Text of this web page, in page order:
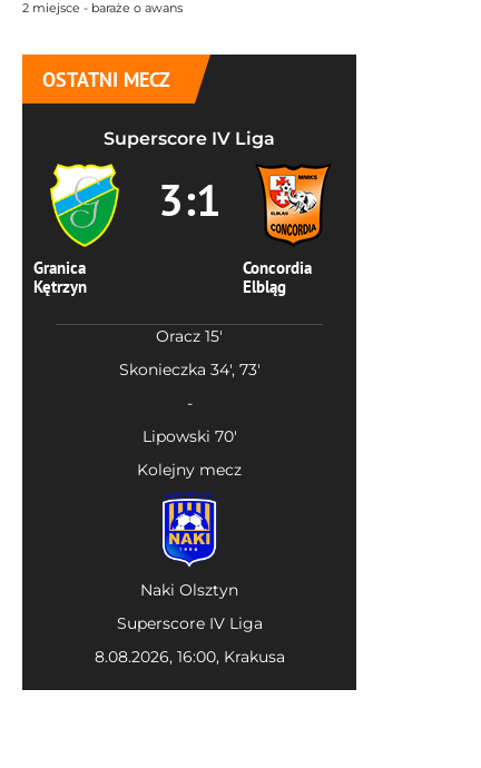
2 miejsce - baraże o awans
OSTATNI MECZ
Superscore IV Liga
Granica
Kętrzyn
3:1
Concordia
Elbląg
Oracz 15'
Skonieczka 34', 73'
-
Lipowski 70'
Kolejny mecz
Naki Olsztyn
Superscore IV Liga
8.08.2026, 16:00, Krakusa